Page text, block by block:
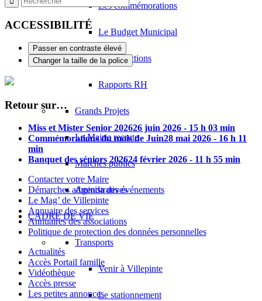
Les commémorations
Le Budget Municipal
Infos élections
Rapports RH
Grands Projets
La Mairie recrute
Marchés publics
Agenda des événements
CADRE DE VIE
Transports
Venir à Villepinte
Le stationnement
ACCESSIBILITÉ
Passer en contraste élevé
Changer la taille de la police
Retour sur…
Miss et Mister Senior 202626 juin 2026 - 15 h 03 min
Commémorations du mois de Juin28 mai 2026 - 16 h 11
min
Banquet des séniors 202624 février 2026 - 11 h 55 min
Contacter votre Maire
Démarches administratives
Le Mag’ de Villepinte
Annuaire des services
Annuaires des associations
Politique de protection des données personnelles
Actualités
Accès Portail famille
Vidéothèque
Accès presse
Les petites annonces